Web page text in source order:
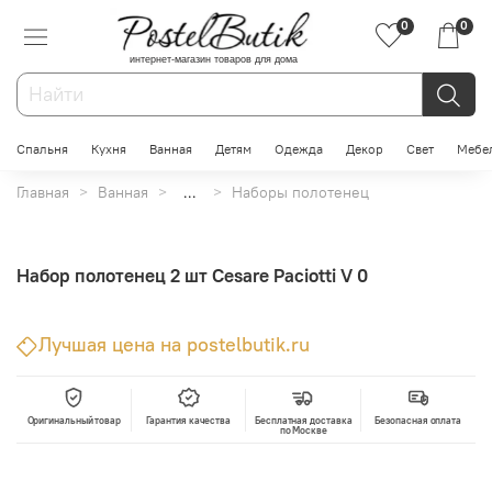
интернет-магазин товаров для дома
0 0
Спальня Кухня Ванная Детям Одежда Декор Свет
Главная Ванная ... Наборы полотенец
Набор полотенец 2 шт Cesare Paciotti V 0
Лучшая цена на postelbutik.ru
Оригинальный товар Гарантия качества
Бесплатная доставка
по Москве
Безопасная оплата